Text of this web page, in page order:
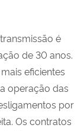
é
de 30 anos.
eficientes
operação das
por
Os contratos